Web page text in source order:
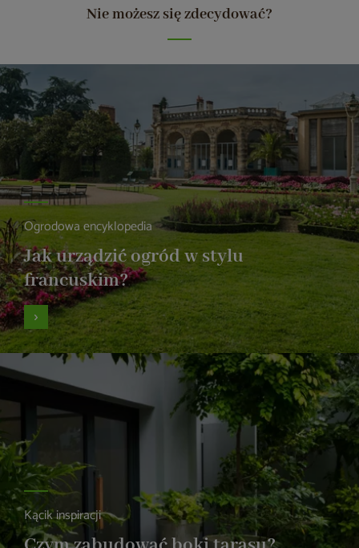
Nie możesz się zdecydować?
Ogrodowa encyklopedia
Jak urządzić ogród w stylu
francuskim?
Kącik inspiracji